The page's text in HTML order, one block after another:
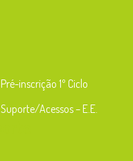
Pré-inscrição 1º Ciclo
Suporte/Acessos – E.E.